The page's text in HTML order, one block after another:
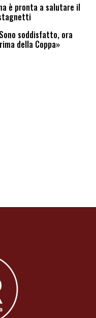
è pronta a salutare il
soddisfatto, ora
della Coppa»